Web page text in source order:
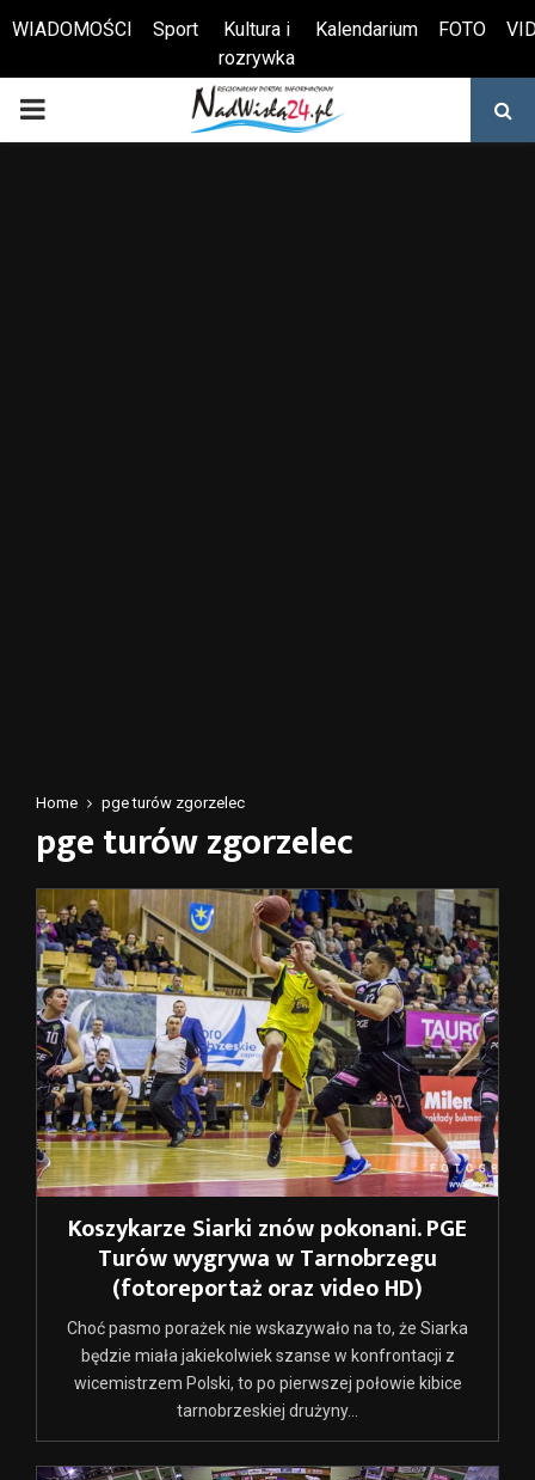
Otwórz pasek narzędzi
WIADOMOŚCI Sport
Kultura i
rozrywka
Kalendarium FOTO
PRIMARY
Home pge turów zgorzelec
pge turów zgorzelec
Koszykarze Siarki znów pokonani. PGE
Turów wygrywa w Tarnobrzegu
(fotoreportaż oraz video HD)
Choć pasmo porażek nie wskazywało na to, że Siarka
będzie miała jakiekolwiek szanse w konfrontacji z
wicemistrzem Polski, to po pierwszej połowie kibice
tarnobrzeskiej drużyny...